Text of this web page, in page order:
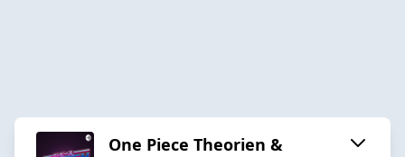
One Piece Theorien &